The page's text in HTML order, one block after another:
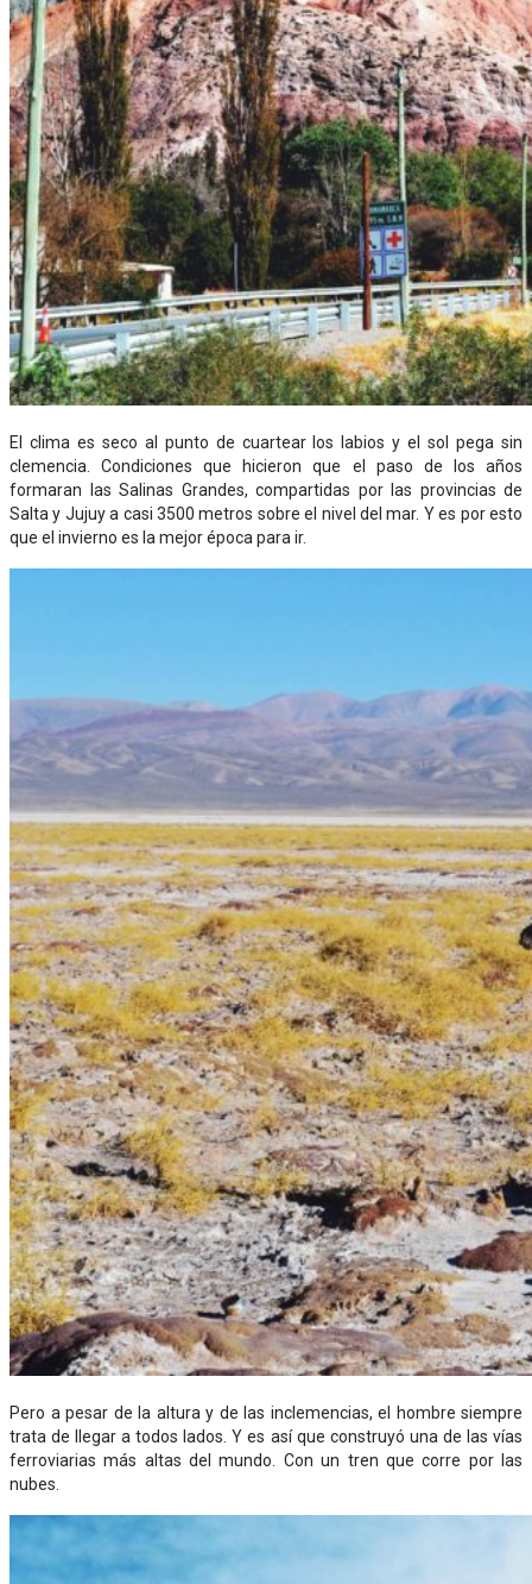
El clima es seco al punto de cuartear los labios y el sol pega sin
clemencia. Condiciones que hicieron que el paso de los años
formaran las Salinas Grandes, compartidas por las provincias de
Salta y Jujuy a casi 3500 metros sobre el nivel del mar. Y es por esto
que el invierno es la mejor época para ir.
Pero a pesar de la altura y de las inclemencias, el hombre siempre
trata de llegar a todos lados. Y es así que construyó una de las vías
ferroviarias más altas del mundo. Con un tren que corre por las
nubes.